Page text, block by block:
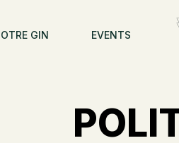
GIN EVENTS